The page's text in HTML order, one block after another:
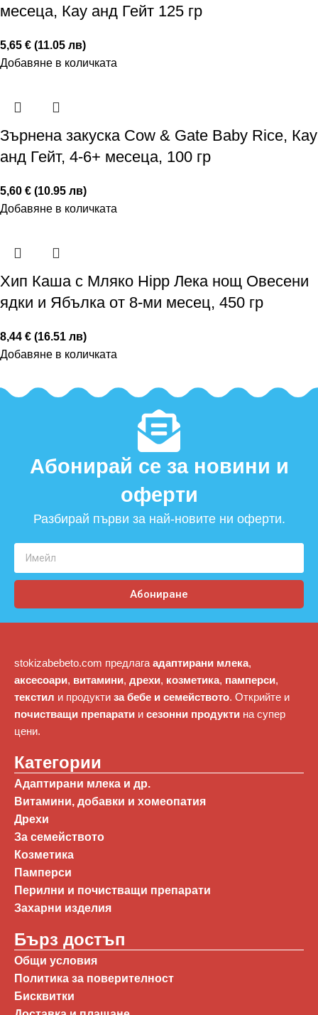
месеца, Кау анд Гейт 125 гр
5,65 € (11.05 лв)
Добавяне в количката
Зърнена закуска Cow & Gate Baby Rice, Кау
анд Гейт, 4-6+ месеца, 100 гр
5,60 € (10.95 лв)
Добавяне в количката
Хип Каша с Мляко Hipp Лека нощ Овесени
ядки и Ябълка от 8-ми месец, 450 гр
8,44 € (16.51 лв)
Добавяне в количката
Абонирай се за новини и
оферти​
Разбирай първи за най-новите ни оферти.
Абониране
stokizabebeto.com предлага адаптирани млека,
аксесоари, витамини, дрехи, козметика, памперси,
текстил и продукти за бебе и семейството. Открийте и
почистващи препарати и сезонни продукти на супер
цени.
Категории
Адаптирани млека и др.
Витамини, добавки и хомеопатия
Дрехи
За семейството
Козметика
Памперси
Перилни и почистващи препарати
Захарни изделия
Бърз достъп
Общи условия
Политика за поверителност
Бисквитки